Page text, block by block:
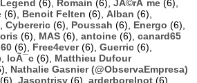
Legend (6), Romain (6), JÃ©rÃ´me (6),
(6), Benoit Felten (6), Alban (6),
Cybereric (6), Poussah (6), Energo (6),
(6), MAS (6), antoine (6), canard65
(6), Free4ever(6), Guerric (6),
loÃ¯c (6), Matthieu Dufour
Nathalie Gasnier (@ObservaEmpresa)
(6), Jasontrisy (6), arderborelnot (6),